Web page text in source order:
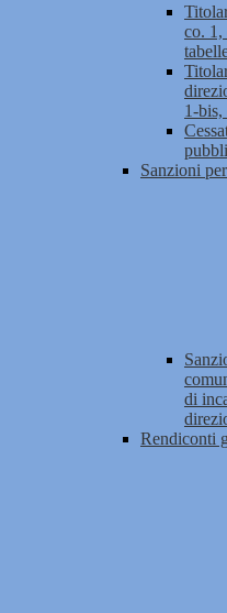
co. 1,
1-
Sanzioni
di
Rendiconti